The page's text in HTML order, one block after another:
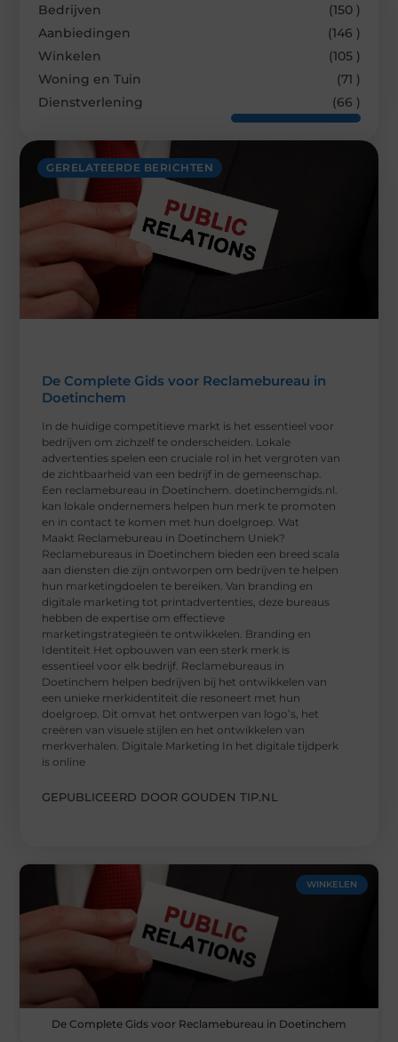
GERELATEERDE BERICHTEN
De Complete Gids voor Reclamebureau in
Doetinchem
In de huidige competitieve markt is het essentieel voor
bedrijven om zichzelf te onderscheiden. Lokale
advertenties spelen een cruciale rol in het vergroten van
de zichtbaarheid van een bedrijf in de gemeenschap.
Een reclamebureau in Doetinchem. doetinchemgids.nl.
kan lokale ondernemers helpen hun merk te promoten
en in contact te komen met hun doelgroep. Wat
Maakt Reclamebureau in Doetinchem Uniek?
Reclamebureaus in Doetinchem bieden een breed scala
aan diensten die zijn ontworpen om bedrijven te helpen
hun marketingdoelen te bereiken. Van branding en
digitale marketing tot printadvertenties, deze bureaus
hebben de expertise om effectieve
marketingstrategieën te ontwikkelen. Branding en
Identiteit Het opbouwen van een sterk merk is
essentieel voor elk bedrijf. Reclamebureaus in
Doetinchem helpen bedrijven bij het ontwikkelen van
een unieke merkidentiteit die resoneert met hun
doelgroep. Dit omvat het ontwerpen van logo’s, het
creëren van visuele stijlen en het ontwikkelen van
merkverhalen. Digitale Marketing In het digitale tijdperk
is online
GEPUBLICEERD DOOR GOUDEN TIP.NL
Bedrijven
(150 )
Aanbiedingen
(146 )
Winkelen
(105 )
Woning en Tuin
(71 )
Dienstverlening
(66 )
WINKELEN
De Complete Gids voor Reclamebureau in Doetinchem